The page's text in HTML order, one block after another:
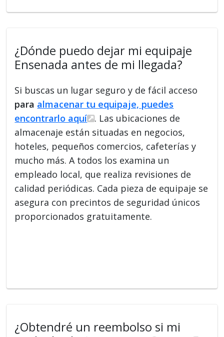
¿Dónde puedo dejar mi equipaje
Ensenada antes de mi llegada?
Si buscas un lugar seguro y de fácil acceso
para almacenar tu equipaje, puedes
encontrarlo aquí
. Las ubicaciones de
almacenaje están situadas en negocios,
hoteles, pequeños comercios, cafeterías y
mucho más. A todos los examina un
empleado local, que realiza revisiones de
calidad periódicas. Cada pieza de equipaje se
asegura con precintos de seguridad únicos
proporcionados gratuitamente.
¿Obtendré un reembolso si mi